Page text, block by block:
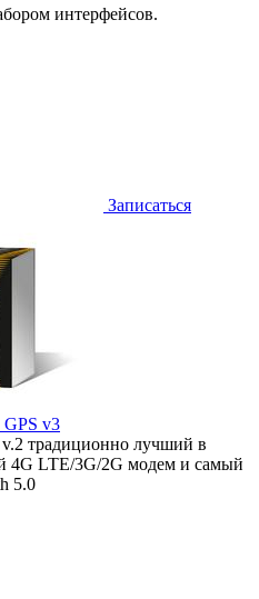
интерфейсов.
Записаться
v3
традиционно лучший в
4G LTE/3G/2G модем и самый
5.0